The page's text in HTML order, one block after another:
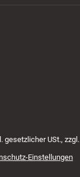
gesetzlicher USt., zzgl.
Einstellungen